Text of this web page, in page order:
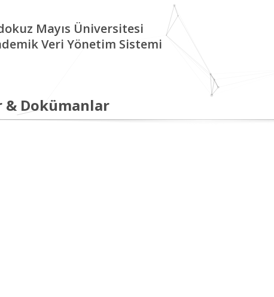
Mayıs Üniversitesi
Veri Yönetim Sistemi
& Dokümanlar